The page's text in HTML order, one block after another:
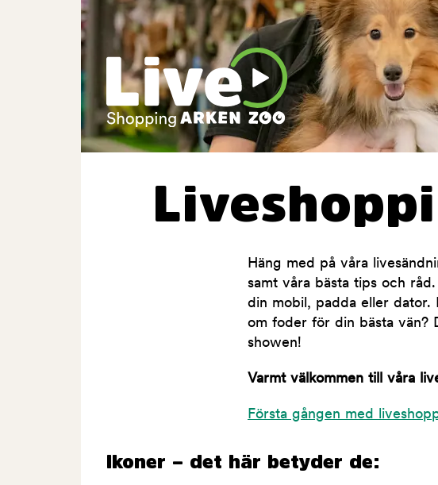
Häng med på våra
samt våra bästa tips och
din mobil, padda eller
om foder för din bästa vän?
showen!
Varmt välkommen till våra
Första gången med
Ikoner – det här betyder de: